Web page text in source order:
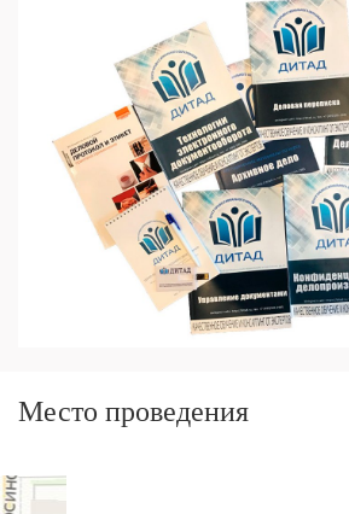
Место проведения